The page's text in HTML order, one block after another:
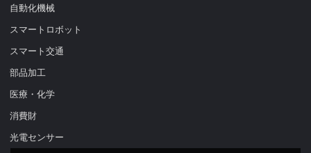
自動化機械
スマートロボット
スマート交通
部品加工
医療・化学
消費財
光電センサー